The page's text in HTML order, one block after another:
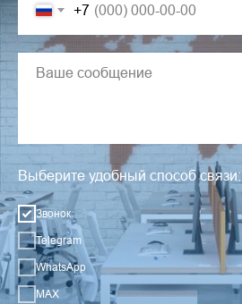
+7
Выберите удобный способ связи:
Звонок
Telegram
WhatsApp
MAX